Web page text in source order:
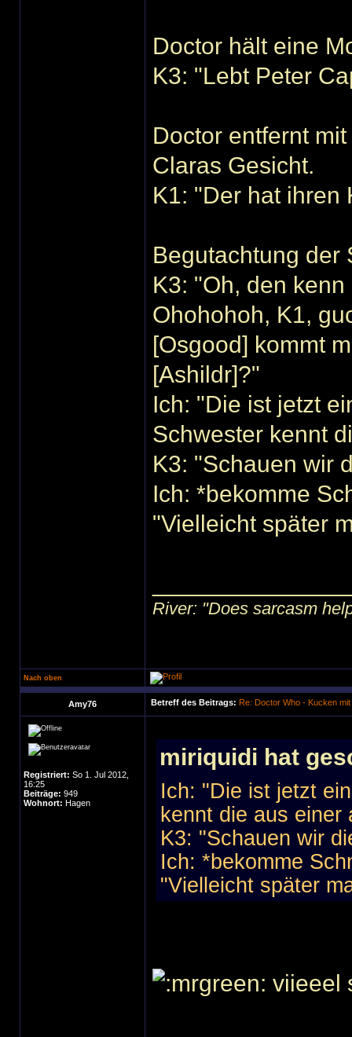
Doctor hält eine
K3: "Lebt Peter
Doctor entfernt
Claras Gesicht.
K1: "Der hat ihren
Begutachtung der
K3: "Oh, den
Ohohohoh, K1,
[Osgood] kommt
[Ashildr]?"
Ich: "Die ist jetzt
Schwester kennt
K3: "Schauen wir
Ich: *bekomme
"Vielleicht später
River: "Does sarcasm
Nach oben
Amy76 Betreff des Beitrags: Re: Doctor Who - Kucken mit
Registriert: So 1. Jul 2012,
16:25
Beiträge: 949
Wohnort: Hagen
miriquidi hat
Ich: "Die ist jetzt
kennt die aus einer
K3: "Schauen wir
Ich: *bekomme
"Vielleicht später
viieeel